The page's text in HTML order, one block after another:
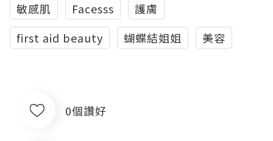
敏感肌 Facesss
護膚
first aid beauty
蝴蝶結姐姐 美容
0個讚好